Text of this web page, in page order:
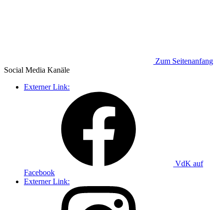
Zum Seitenanfang
Social Media Kanäle
Externer Link:
VdK auf
Facebook
Externer Link: